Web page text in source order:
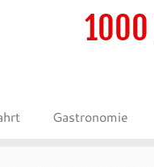
Gastronomie